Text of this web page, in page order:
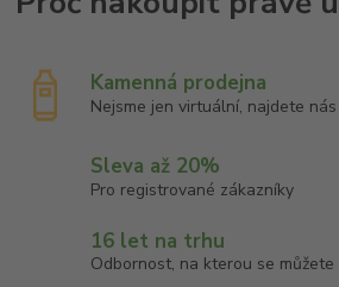
Kamenná prodejna
Nejsme jen virtuální, najdete
Sleva až 20%
Pro registrované zákazníky
16 let na trhu
Odbornost, na kterou se